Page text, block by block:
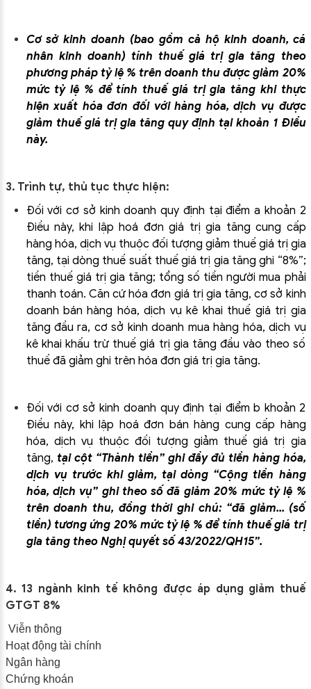
Cơ sở kinh doanh (bao gồm cả hộ kinh doanh, cá
nhân kinh doanh) tính thuế giá trị gia tăng theo
phương pháp tỷ lệ % trên doanh thu được giảm 20%
mức tỷ lệ % để tính thuế giá trị gia tăng khi thực
hiện xuất hóa đơn đối với hàng hóa, dịch vụ được
giảm thuế giá trị gia tăng quy định tại khoản 1 Điều
này.
3. Trình tự, thủ tục thực hiện:
Đối với cơ sở kinh doanh quy định tại điểm a khoản 2
Điều này, khi lập hoá đơn giá trị gia tăng cung cấp
hàng hóa, dịch vụ thuộc đối tượng giảm thuế giá trị gia
tăng, tại dòng thuế suất thuế giá trị gia tăng ghi “8%”;
tiền thuế giá trị gia tăng; tổng số tiền người mua phải
thanh toán. Căn cứ hóa đơn giá trị gia tăng, cơ sở kinh
doanh bán hàng hóa, dịch vụ kê khai thuế giá trị gia
tăng đầu ra, cơ sở kinh doanh mua hàng hóa, dịch vụ
kê khai khấu trừ thuế giá trị gia tăng đầu vào theo số
thuế đã giảm ghi trên hóa đơn giá trị gia tăng.
Đối với cơ sở kinh doanh quy định tại điểm b khoản 2
Điều này, khi lập hoá đơn bán hàng cung cấp hàng
hóa, dịch vụ thuộc đối tượng giảm thuế giá trị gia
tăng, tại cột “Thành tiền” ghi đầy đủ tiền hàng hóa,
dịch vụ trước khi giảm, tại dòng “Cộng tiền hàng
hóa, dịch vụ” ghi theo số đã giảm 20% mức tỷ lệ %
trên doanh thu, đồng thời ghi chú: “đã giảm... (số
tiền) tương ứng 20% mức tỷ lệ % để tính thuế giá trị
gia tăng theo Nghị quyết số 43/2022/QH15”.
4. 13 ngành kinh tế không được áp dụng giảm thuế
GTGT 8%
Viễn thông
Hoạt động tài chính
Ngân hàng
Chứng khoán